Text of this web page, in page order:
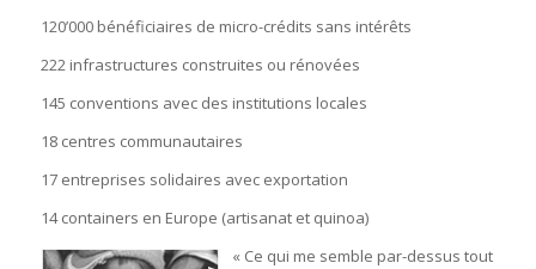
120’000 bénéficiaires de micro-crédits sans intérêts
222 infrastructures construites ou rénovées
145 conventions avec des institutions locales
18 centres communautaires
17 entreprises solidaires avec exportation
14 containers en Europe (artisanat et quinoa)
« Ce qui me semble par-dessus tout